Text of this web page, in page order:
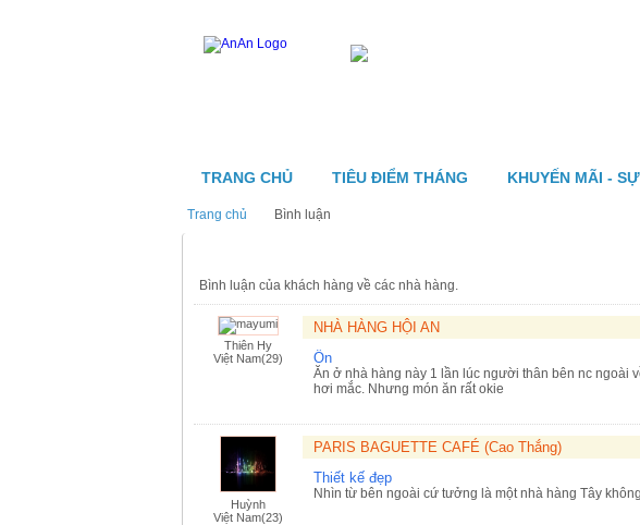
TRANG CHỦ TIÊU ĐIỂM THÁNG KHUYẾN MÃI -
Trang chủ Bình luận
Bình luận ​​của khách hàng về các nhà hàng.
Thiên Hy
Việt Nam(29)
NHÀ HÀNG HỘI AN
Ổn
Ăn ở nhà hàng này 1 lần lúc người thân bên nc ngoài
hơi mắc. Nhưng món ăn rất okie
Huỳnh
Việt Nam(23)
PARIS BAGUETTE CAFÉ (Cao Thắng)
Thiết kế đẹp
Nhìn từ bên ngoài cứ tưởng là một nhà hàng Tây